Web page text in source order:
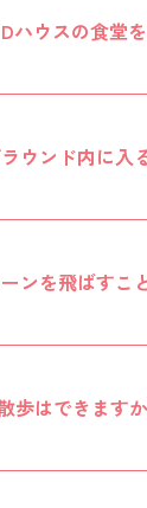
ハウスの食堂
ウンド内に入
ンを飛ばすこ
歩はできます